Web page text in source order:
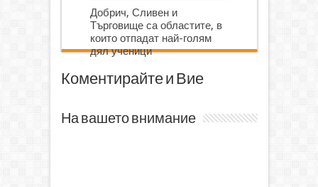
Добрич, Сливен и
Търговище са областите, в
които отпадат най-голям
дял ученици
Коментирайте и Вие
На вашето внимание